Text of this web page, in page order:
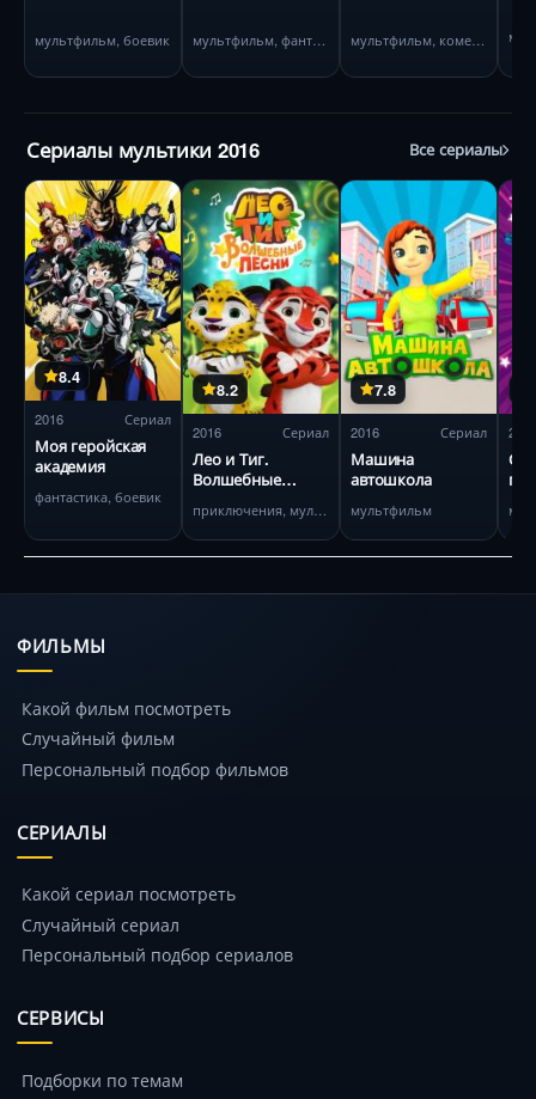
мультфильм, боевик мультфильм, фантастика мультфильм, комедия
Сериалы мультики 2016 Все сериалы
8.4
2016 Сериал
Моя геройская
академия
фантастика, боевик
8.2
2016 Сериал
Лео и Тиг.
Волшебные
7.8
2016 Сериал
Машина
автошкола
мультфильм
2016
ФИЛЬМЫ
Какой фильм посмотреть
Случайный фильм
Персональный подбор фильмов
СЕРИАЛЫ
Какой сериал посмотреть
Случайный сериал
Персональный подбор сериалов
СЕРВИСЫ
Подборки по темам